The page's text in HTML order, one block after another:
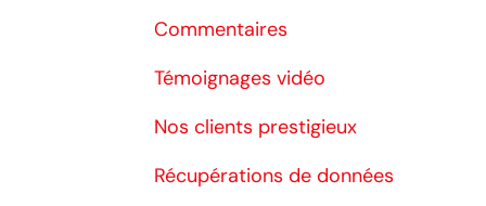
Commentaires
Témoignages vidéo
Nos clients prestigieux
Récupérations de données